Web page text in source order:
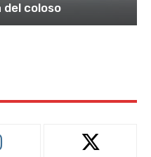
coloso